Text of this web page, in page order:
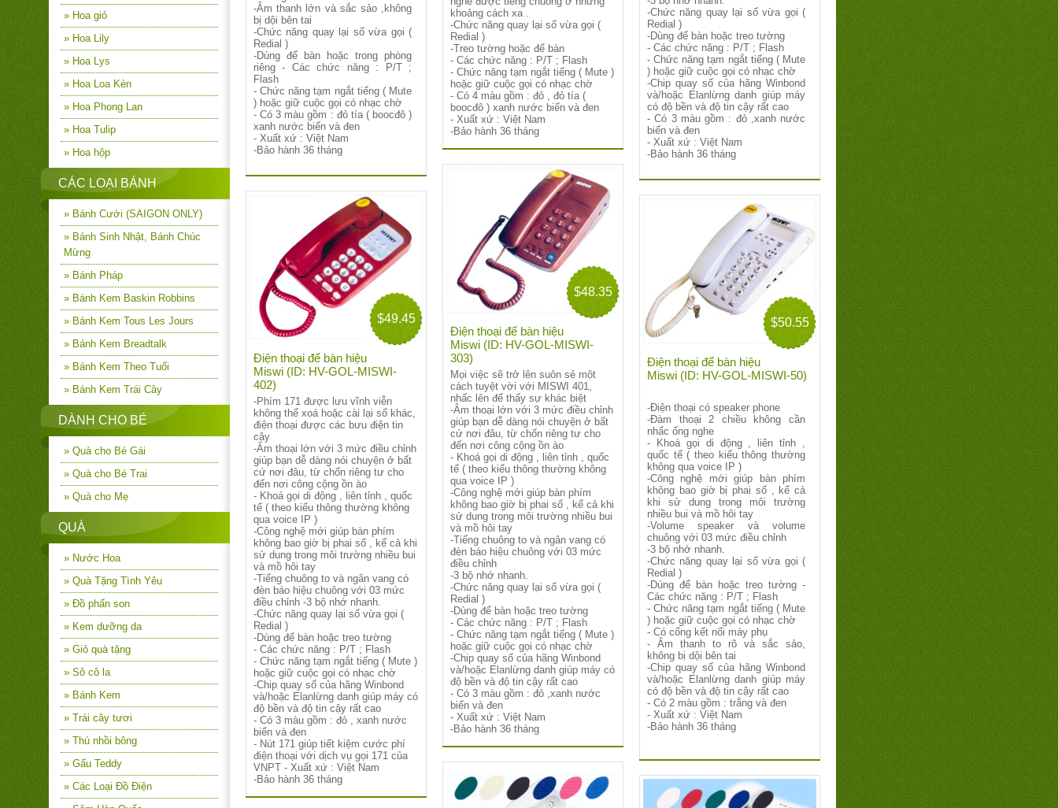
» Hoa giỏ
» Hoa Lily
» Hoa Lys
» Hoa Loa Kèn
» Hoa Phong Lan
» Hoa Tulip
» Hoa hộp
CÁC LOẠI BÁNH
» Bánh Cưới (SAIGON ONLY)
» Bánh Sinh Nhật, Bánh Chúc
Mừng
» Bánh Pháp
» Bánh Kem Baskin Robbins
» Bánh Kem Tous Les Jours
» Bánh Kem Breadtalk
» Bánh Kem Theo Tuổi
» Bánh Kem Trái Cây
DÀNH CHO BÉ
» Quà cho Bé Gái
» Quà cho Bé Trai
» Quà cho Mẹ
QUÀ
» Nước Hoa
» Quà Tặng Tình Yêu
» Đồ phấn son
» Kem dưỡng da
» Giỏ quà tặng
» Sô cô la
» Bánh Kem
» Trái cây tươi
» Thú nhồi bông
» Gấu Teddy
» Các Loại Đồ Điện
-Âm thanh lớn và sắc sảo ,không
bị dội bên tai
-Chức năng quay lại số vừa gọi (
Redial )
-Dùng để bàn hoặc trong phòng
riêng - Các chức năng : P/T ;
Flash
- Chức năng tạm ngắt tiếng ( Mute
) hoặc giữ cuộc gọi có nhạc chờ
- Có 3 màu gồm : đỏ tía ( boocđô )
xanh nước biển và đen
- Xuất xứ : Việt Nam
-Bảo hành 36 tháng
khoảng cách xa .
-Chức năng quay lại số vừa gọi (
Redial )
-Treo tường hoặc để bàn
- Các chức năng : P/T ; Flash
- Chức năng tạm ngắt tiếng ( Mute )
hoặc giữ cuộc gọi có nhạc chờ
- Có 4 màu gồm : đỏ , đỏ tía (
boocđô ) xanh nước biển và đen
- Xuất xứ : Việt Nam
-Bảo hành 36 tháng
-Chức năng quay lại số vừa gọi (
Redial )
-Dùng để bàn hoặc treo tường
- Các chức năng : P/T ; Flash
- Chức năng tạm ngắt tiếng ( Mute
) hoặc giữ cuộc gọi có nhạc chờ
-Chip quay số của hãng Winbond
và/hoặc Elanlừng danh giúp máy
có độ bền và độ tin cậy rất cao
- Có 3 màu gồm : đỏ ,xanh nước
biển và đen
- Xuất xứ : Việt Nam
-Bảo hành 36 tháng
$48.35
Điện thoại để bàn hiệu
Miswi (ID: HV-GOL-MISWI-
303)
Mọi việc sẽ trở lên suôn sẻ một
cách tuyệt vời với MISWI 401,
nhấc lên để thấy sự khác biệt
-Âm thoại lớn với 3 mức điều chỉnh
giúp bạn dễ dàng nói chuyện ở bất
cứ nơi đâu, từ chốn riêng tư cho
đến nơi công cộng ồn ào
- Khoá gọi di động , liên tỉnh , quốc
tế ( theo kiểu thông thường không
qua voice IP )
-Công nghệ mới giúp bàn phím
không bao giờ bị phai số , kể cả khi
sử dung trong môi trường nhiều bui
và mồ hôi tay
-Tiếng chuông to và ngân vang có
đèn báo hiệu chuông với 03 mức
điều chỉnh
-3 bộ nhớ nhanh.
-Chức năng quay lại số vừa gọi (
Redial )
-Dùng để bàn hoặc treo tường
- Các chức năng : P/T ; Flash
- Chức năng tạm ngắt tiếng ( Mute )
hoặc giữ cuộc gọi có nhạc chờ
-Chip quay số của hãng Winbond
và/hoặc Elanlừng danh giúp máy có
độ bền và độ tin cậy rất cao
- Có 3 màu gồm : đỏ ,xanh nước
biển và đen
- Xuất xứ : Việt Nam
-Bảo hành 36 tháng
$49.45
Điện thoại để bàn hiệu
Miswi (ID: HV-GOL-MISWI-
402)
-Phím 171 được lưu vĩnh viễn
không thể xoá hoặc cài lại số khác,
điện thoại được các bưu điện tin
cậy
-Âm thoại lớn với 3 mức điều chỉnh
giúp bạn dễ dàng nói chuyện ở bất
cứ nơi đâu, từ chốn riêng tư cho
đến nơi công cộng ồn ào
- Khoá gọi di động , liên tỉnh , quốc
tế ( theo kiểu thông thường không
qua voice IP )
-Công nghệ mới giúp bàn phím
không bao giờ bị phai số , kể cả khi
sử dung trong môi trường nhiều bui
và mồ hôi tay
-Tiếng chuông to và ngân vang có
đèn báo hiệu chuông với 03 mức
điều chỉnh -3 bộ nhớ nhanh.
-Chức năng quay lại số vừa gọi (
Redial )
-Dùng để bàn hoặc treo tường
- Các chức năng : P/T ; Flash
- Chức năng tạm ngắt tiếng ( Mute )
hoặc giữ cuộc gọi có nhạc chờ
-Chip quay số của hãng Winbond
và/hoặc Elanlừng danh giúp máy có
độ bền và độ tin cậy rất cao
- Có 3 màu gồm : đỏ , xanh nước
biển và đen
- Nút 171 giúp tiết kiệm cước phí
điện thoại với dịch vụ gọi 171 của
VNPT - Xuất xứ : Việt Nam
-Bảo hành 36 tháng
$50.55
Điện thoại để bàn hiệu
Miswi (ID: HV-GOL-MISWI-50)
-Điện thoại có speaker phone
-Đàm thoại 2 chiều không cần
nhấc ống nghe
- Khoá gọi di động , liên tỉnh ,
quốc tế ( theo kiểu thông thường
không qua voice IP )
-Công nghệ mới giúp bàn phím
không bao giờ bị phai số , kể cả
khi sử dung trong môi trường
nhiều bui và mồ hôi tay
-Volume speaker và volume
chuông với 03 mức điều chỉnh
-3 bộ nhớ nhanh.
-Chức năng quay lại số vừa gọi (
Redial )
-Dùng để bàn hoặc treo tường -
Các chức năng : P/T ; Flash
- Chức năng tạm ngắt tiếng ( Mute
) hoặc giữ cuộc gọi có nhạc chờ
- Có cổng kết nối máy phụ
- Âm thanh to rõ và sắc sảo,
không bị dội bên tai
-Chip quay số của hãng Winbond
và/hoặc Elanlừng danh giúp máy
có độ bền và độ tin cậy rất cao
- Có 2 màu gồm : trắng và đen
- Xuất xứ : Việt Nam
-Bảo hành 36 tháng